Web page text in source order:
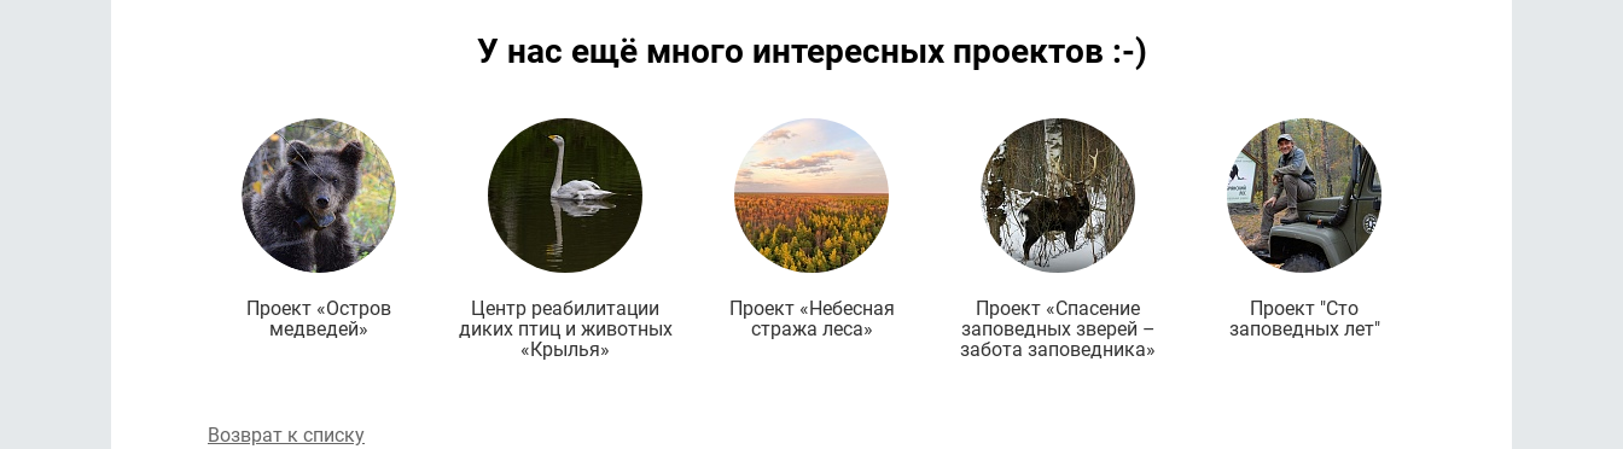
У нас ещё много интересных проектов :-)
Проект «Остров
медведей»
Подробнее
Центр реабилитации
диких птиц и животных
«Крылья»
Подробнее
Проект «Небесная
стража леса»
Подробнее
Проект «Спасение
заповедных зверей –
забота заповедника»
Подробнее
Проект "Сто
заповедных лет"
Возврат к списку